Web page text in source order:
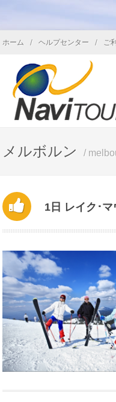
ホーム / ヘルプセンター / ご
メルボルン /
1日 レイク･